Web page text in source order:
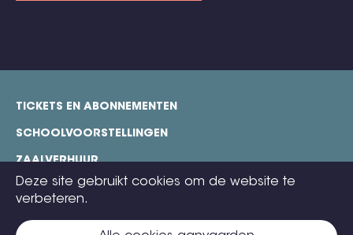
Deze site gebruikt cookies om de website te
verbeteren.
footer
TICKETS EN ABONNEMENTEN
SCHOOLVOORSTELLINGEN
ZAALVERHUUR
TECHNISCHE FICHES